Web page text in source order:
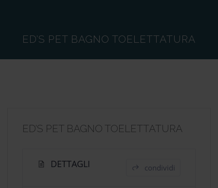
ED’S PET BAGNO TOELETTATURA
ED’S PET BAGNO TOELETTATURA
DETTAGLI condividi